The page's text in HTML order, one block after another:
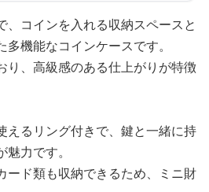
、コインを入れる収納スペースと
機能なコインケースです。
り、高級感のある仕上がりが特徴
えるリング付きで、鍵と一緒に持
力です。
ード類も収納できるため、ミニ財